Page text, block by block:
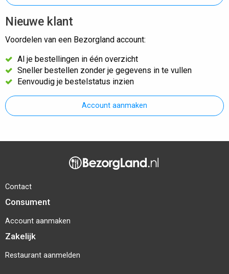
Nieuwe klant
Voordelen van een Bezorgland account:
Al je bestellingen in één overzicht
Sneller bestellen zonder je gegevens in te vullen
Eenvoudig je bestelstatus inzien
Account aanmaken
Contact
Consument
Account aanmaken
Zakelijk
Restaurant aanmelden